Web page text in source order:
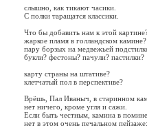
слышно, как тикают часики.
С полки таращатся классики.
Что бы добавить нам к этой
жаркое пламя в голландском камине?
пару борзых на медвежьей
букли? фестоны? пачули? пастилки?
карту страны на штативе?
клетчатый пол в перспективе?
Врёшь, Пал Иваныч, в старинном
нет ничего, кроме угля и сажи.
Если быть честным, камина в помине
нет в этом очень печальном пейзаже: